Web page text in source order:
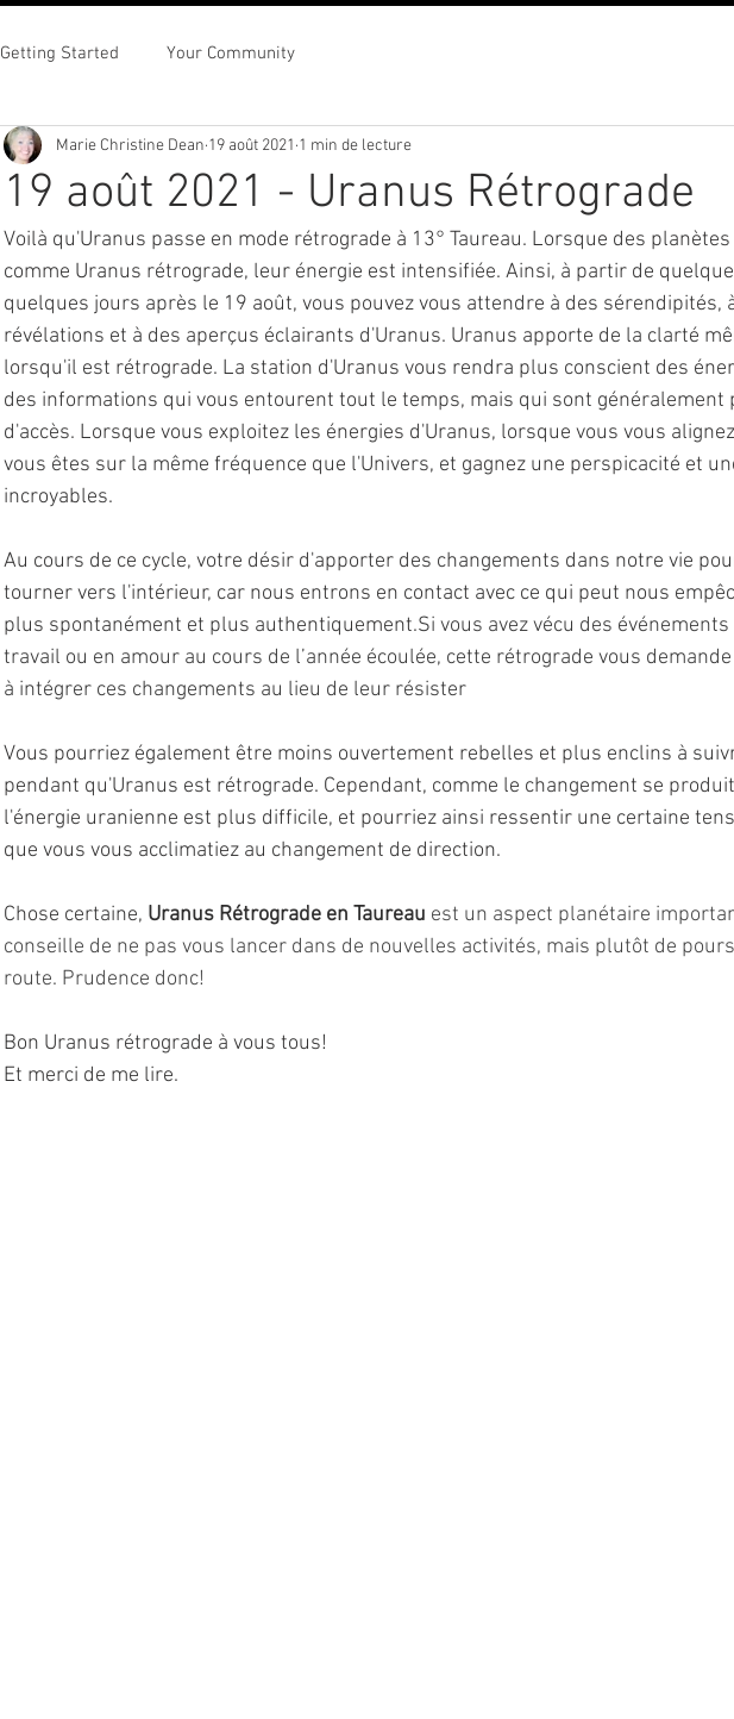
Getting Started Your Community
19 août 2021 - Uranus Rétrograde
Marie Christine Dean 19 août 2021 1 min de lecture
Voilà qu'Uranus passe en mode rétrograde à 13° Taureau. Lorsque des
comme Uranus rétrograde, leur énergie est intensifiée. Ainsi, à partir de
quelques jours après le 19 août, vous pouvez vous attendre à des sérendipités,
révélations et à des aperçus éclairants d'Uranus. Uranus apporte de la clarté
lorsqu'il est rétrograde. La station d'Uranus vous rendra plus conscient des
des informations qui vous entourent tout le temps, mais qui sont généralement
d'accès. Lorsque vous exploitez les énergies d'Uranus, lorsque vous vous
vous êtes sur la même fréquence que l'Univers, et gagnez une perspicacité et
incroyables.
Au cours de ce cycle, votre désir d'apporter des changements dans notre vie
tourner vers l'intérieur, car nous entrons en contact avec ce qui peut nous
plus spontanément et plus authentiquement.Si vous avez vécu des
travail ou en amour au cours de l’année écoulée, cette rétrograde vous
à intégrer ces changements au lieu de leur résister
Vous pourriez également être moins ouvertement rebelles et plus enclins à
pendant qu'Uranus est rétrograde. Cependant, comme le changement se
l'énergie uranienne est plus difficile, et pourriez ainsi ressentir une certaine
que vous vous acclimatiez au changement de direction.
Chose certaine, Uranus Rétrograde en Taureau est un aspect planétaire
conseille de ne pas vous lancer dans de nouvelles activités, mais plutôt de
route. Prudence donc!
Bon Uranus rétrograde à vous tous!
Et merci de me lire.